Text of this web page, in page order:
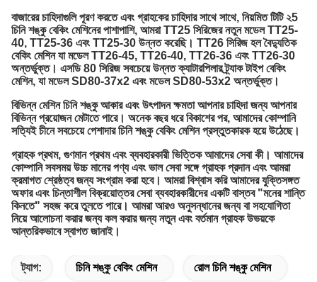
বাজারের চাহিদাগুলি পূরণ করতে এবং গ্রাহকের চাহিদার সাথে সাথে, নিয়মিত টিটি ২5
চিনি শঙ্কু বেকিং মেশিনের পাশাপাশি, আমরা TT25 সিরিজের নতুন মডেল TT25-
40, TT25-36 এবং TT25-30 উন্নত করেছি। TT26 সিরিজ হল বৈদ্যুতিক
বেকিং মেশিন যা মডেল TT26-45, TT26-40, TT26-36 এবং TT26-30
অন্তর্ভুক্ত। এসডি 80 সিরিজ সবচেয়ে উন্নত ক্যাটারপিলার ট্র্যাক টাইপ বেকিং
মেশিন, যা মডেল SD80-37x2 এবং মডেল SD80-53x2 অন্তর্ভুক্ত।
বিভিন্ন মেশিন চিনি শঙ্কু আকার এবং উৎপাদন ক্ষমতা আপনার চাহিদা জন্য আপনার
বিভিন্ন প্রয়োজন মেটাতে পারে। অনেক বছর ধরে বিকাশের পর, আমাদের কোম্পানি
সত্যিই চীনে সবচেয়ে পেশাদার চিনি শঙ্কু বেকিং মেশিন প্রস্তুতকারক হয়ে উঠেছে।
গ্রাহক প্রথম, গুণমান প্রথম এবং ব্যবহারকারী ভিত্তিক আমাদের সেবা কী। আমাদের
কোম্পানি সবসময় উচ্চ মানের পণ্য এবং ভাল সেবা সঙ্গে গ্রাহক প্রদান এবং আমরা
ক্রমাগত শ্রেষ্ঠত্ব জন্য সংগ্রাম করা হবে। আমরা বিশ্বাস করি আমাদের যুক্তিসঙ্গত
অফার এবং চিন্তাশীল বিক্রয়োত্তর সেবা ব্যবহারকারীদের একটি বাস্তব "মনের শান্তি
কিনতে" সহজ করে তুলতে পারে। আমরা আরও অনুসন্ধানের জন্য বা সহযোগিতা
নিয়ে আলোচনা করার জন্য কল করার জন্য নতুন এবং বর্তমান গ্রাহক উভয়কে
আন্তরিকভাবে স্বাগত জানাই।
ট্যাগ: চিনি শঙ্কু বেকিং মেশিন রোল চিনি শঙ্কু মেশিন